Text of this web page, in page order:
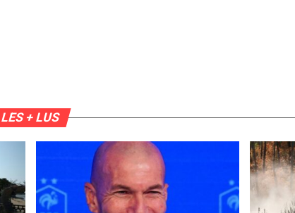
LES + LUS